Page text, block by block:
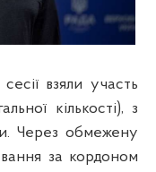
взяли участь
кількості), з
Через обмежену
за кордоном